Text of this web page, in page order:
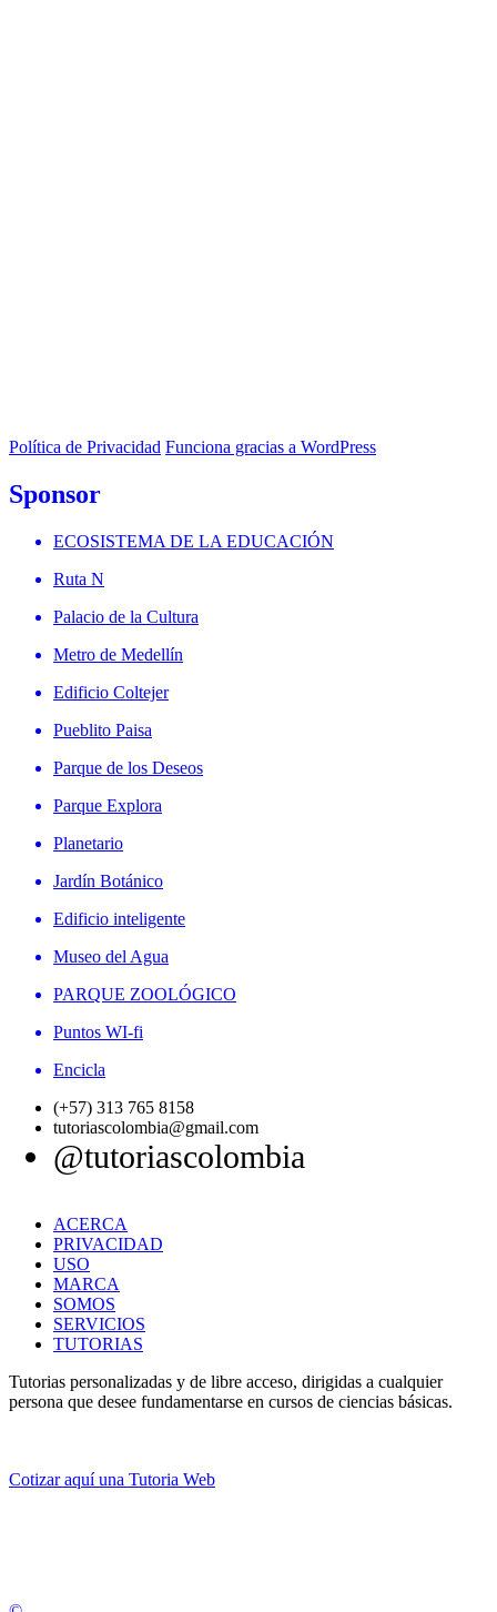
Política de Privacidad Funciona gracias a WordPress
Sponsor
ECOSISTEMA DE LA EDUCACIÓN
Ruta N
Palacio de la Cultura
Metro de Medellín
Edificio Coltejer
Pueblito Paisa
Parque de los Deseos
Parque Explora
Planetario
Jardín Botánico
Edificio inteligente
Museo del Agua
PARQUE ZOOLÓGICO
Puntos WI-fi
Encicla
(+57) 313 765 8158
tutoriascolombia@gmail.com
@tutoriascolombia
ACERCA
PRIVACIDAD
USO
MARCA
SOMOS
SERVICIOS
TUTORIAS
Tutorias personalizadas y de libre acceso, dirigidas a cualquier
persona que desee fundamentarse en cursos de ciencias básicas.
Cotizar aquí una Tutoria Web